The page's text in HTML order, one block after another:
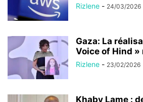
Rizlene - 24/03/2026
Gaza: La
Voice of Hind »
Rizlene - 23/02/2026
Khaby Lame :